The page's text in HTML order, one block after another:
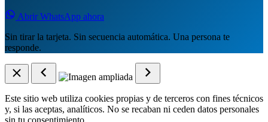
Abrir WhatsApp ahora
Sin tirar la tarjeta. Sin secuencia automática. Una persona te
responde.
Este sitio web utiliza cookies propias y de terceros con fines técnicos
y, si las aceptas, analíticos. No se recaban ni ceden datos personales